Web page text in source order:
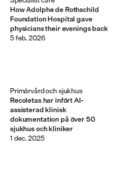
How Adolphe de Rothschild
Foundation Hospital gave
physicians their evenings back
5 feb. 2026
Recoletas har infört AI-
assisterad klinisk
dokumentation på över 50
sjukhus och kliniker
Primärvård och sjukhus
1 dec. 2025